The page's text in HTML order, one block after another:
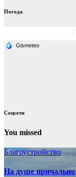
Погода
Соцсети
You missed
Благоустройство
На душе причально